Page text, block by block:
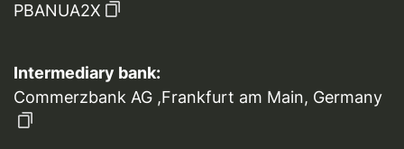
PBANUA2X
Intermediary bank:
Commerzbank AG ,Frankfurt am Main, Germany